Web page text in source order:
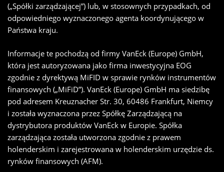
(„Spółki zarządzającej”) lub, w stosownych przypadkach, od
odpowiedniego wyznaczonego agenta koordynującego w
Państwa kraju.
Informacje te pochodzą od firmy VanEck (Europe) GmbH,
która jest autoryzowana jako firma inwestycyjna EOG
zgodnie z dyrektywą MiFID w sprawie rynków instrumentów
finansowych („MiFiD”). VanEck (Europe) GmbH ma siedzibę
pod adresem Kreuznacher Str. 30, 60486 Frankfurt, Niemcy
i została wyznaczona przez Spółkę Zarządzającą na
dystrybutora produktów VanEck w Europie. Spółka
zarządzająca została utworzona zgodnie z prawem
holenderskim i zarejestrowana w holenderskim urzędzie ds.
rynków finansowych (AFM).